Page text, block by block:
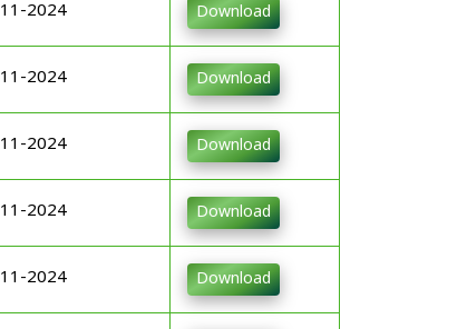
2024 Download
2024 Download
2024 Download
2024 Download
2024 Download